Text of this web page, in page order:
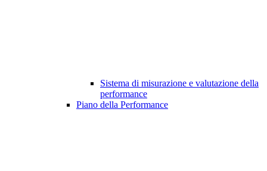
Sistema di misurazione e valutazione della
performance
Piano della Performance